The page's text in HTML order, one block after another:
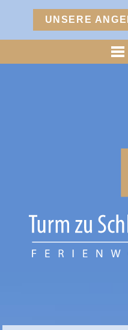
Menü
FÜRSTENPALAIS
TROSTBERG
GÄSTEBUCH
UNSERE